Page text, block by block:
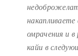
накапливаете
омрачения и
кайи в